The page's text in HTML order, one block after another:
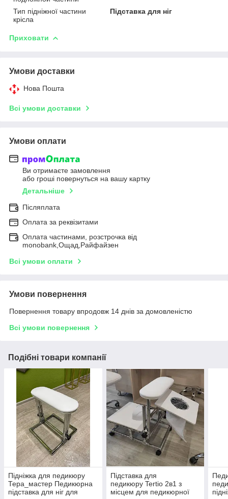
Тип підніжної частини
крісла
Підставка для ніг
Приховати
Умови доставки
Нова Пошта
Всі умови доставки
Умови оплати
Ви отримаєте замовлення
або гроші повернуться на вашу картку
Детальніше
Післяплата
Оплата за реквізитами
Оплата частинами, розстрочка від
monobank,Ощад,Райфайзен
Всі умови оплати
Умови повернення
Повернення товару впродовж 14 днів за домовленістю
Всі умови повернення
Подібні товари компанії
Підніжка для педикюру
Тера_мастер Педикюрна
підставка для ніг для
Підставка для
педикюру Tertio 2в1 з
місцем для педикюрної